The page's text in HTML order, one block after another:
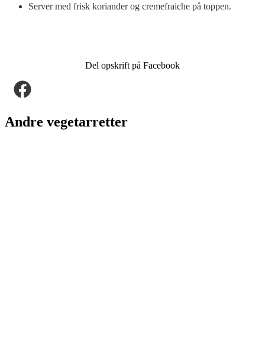
Server med frisk koriander og cremefraiche på toppen.
Del opskrift på Facebook
Andre vegetarretter